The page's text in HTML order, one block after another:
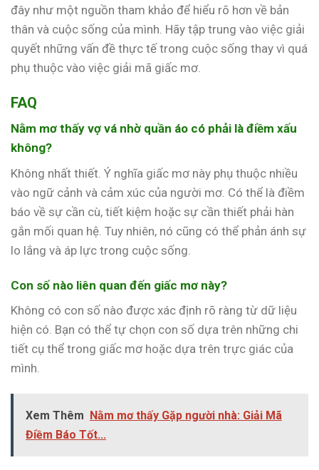
đây như một nguồn tham khảo để hiểu rõ hơn về bản
thân và cuộc sống của mình. Hãy tập trung vào việc giải
quyết những vấn đề thực tế trong cuộc sống thay vì quá
phụ thuộc vào việc giải mã giấc mơ.
FAQ
Nằm mơ thấy vợ vá nhờ quần áo có phải là điềm xấu
không?
Không nhất thiết. Ý nghĩa giấc mơ này phụ thuộc nhiều
vào ngữ cảnh và cảm xúc của người mơ. Có thể là điềm
báo về sự cần cù, tiết kiệm hoặc sự cần thiết phải hàn
gắn mối quan hệ. Tuy nhiên, nó cũng có thể phản ánh sự
lo lắng và áp lực trong cuộc sống.
Con số nào liên quan đến giấc mơ này?
Không có con số nào được xác định rõ ràng từ dữ liệu
hiện có. Bạn có thể tự chọn con số dựa trên những chi
tiết cụ thể trong giấc mơ hoặc dựa trên trực giác của
mình.
Xem Thêm
Nằm mơ thấy Gặp người nhà: Giải Mã
Điềm Báo Tốt...